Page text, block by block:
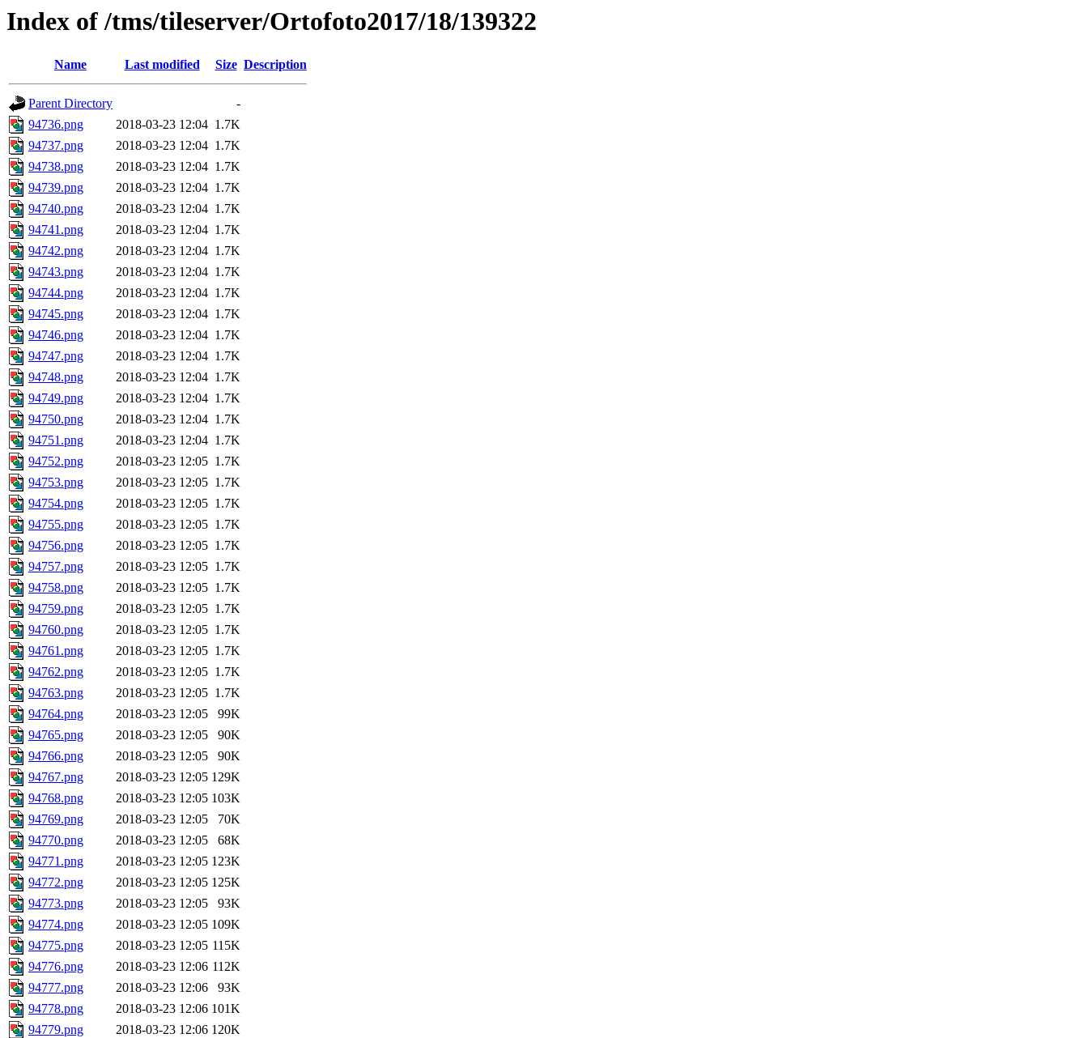
Index of /tms/tileserver/Ortofoto2017/18/139322
Name Last modified Size Description
Parent Directory
-
94736.png
2018-03-23 12:04 1.7K
94737.png
2018-03-23 12:04 1.7K
94738.png
2018-03-23 12:04 1.7K
94739.png
2018-03-23 12:04 1.7K
94740.png
2018-03-23 12:04 1.7K
94741.png
2018-03-23 12:04 1.7K
94742.png
2018-03-23 12:04 1.7K
94743.png
2018-03-23 12:04 1.7K
94744.png
2018-03-23 12:04 1.7K
94745.png
2018-03-23 12:04 1.7K
94746.png
2018-03-23 12:04 1.7K
94747.png
2018-03-23 12:04 1.7K
94748.png
2018-03-23 12:04 1.7K
94749.png
2018-03-23 12:04 1.7K
94750.png
2018-03-23 12:04 1.7K
94751.png
2018-03-23 12:04 1.7K
94752.png
2018-03-23 12:05 1.7K
94753.png
2018-03-23 12:05 1.7K
94754.png
2018-03-23 12:05 1.7K
94755.png
2018-03-23 12:05 1.7K
94756.png
2018-03-23 12:05 1.7K
94757.png
2018-03-23 12:05 1.7K
94758.png
2018-03-23 12:05 1.7K
94759.png
2018-03-23 12:05 1.7K
94760.png
2018-03-23 12:05 1.7K
94761.png
2018-03-23 12:05 1.7K
94762.png
2018-03-23 12:05 1.7K
94763.png
2018-03-23 12:05 1.7K
94764.png
2018-03-23 12:05
99K
94765.png
2018-03-23 12:05
90K
94766.png
2018-03-23 12:05
90K
94767.png
2018-03-23 12:05 129K
94768.png
2018-03-23 12:05 103K
94769.png
2018-03-23 12:05
70K
94770.png
2018-03-23 12:05
68K
94771.png
2018-03-23 12:05 123K
94772.png
2018-03-23 12:05 125K
94773.png
2018-03-23 12:05
93K
94774.png
2018-03-23 12:05 109K
94775.png
2018-03-23 12:05 115K
94776.png
2018-03-23 12:06 112K
94777.png
2018-03-23 12:06
93K
94778.png
2018-03-23 12:06 101K
94779.png
2018-03-23 12:06 120K